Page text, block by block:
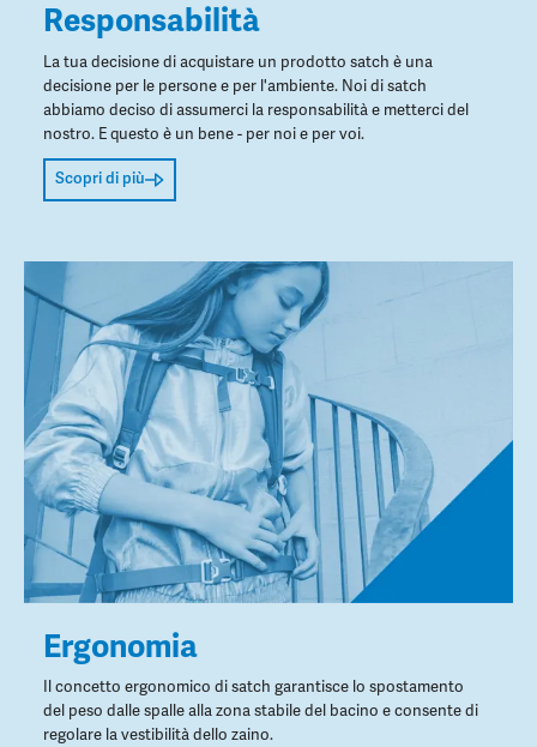
Responsabilità
La tua decisione di acquistare un prodotto satch è una
decisione per le persone e per l'ambiente. Noi di satch
abbiamo deciso di assumerci la responsabilità e metterci del
nostro. E questo è un bene - per noi e per voi.
Scopri di più
Ergonomia
Il concetto ergonomico di satch garantisce lo spostamento
del peso dalle spalle alla zona stabile del bacino e consente di
regolare la vestibilità dello zaino.